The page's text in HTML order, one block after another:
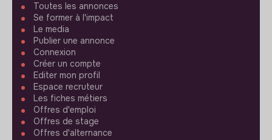
Toutes les annonces
Se former à l'impact
Le media
Publier une annonce
Connexion
Créer un compte
Editer mon profil
Espace recruteur
Les fiches métiers
Offres d'emploi
Offres de stage
Offres d'alternance